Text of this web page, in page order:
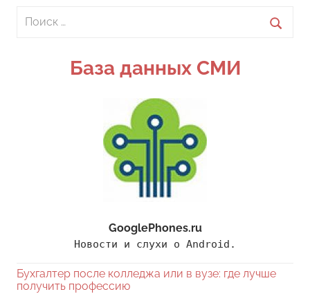
Поиск
База данных СМИ
GooglePhones.ru
Новости и слухи о Android.
Бухгалтер после колледжа или в вузе: где лучше
получить профессию